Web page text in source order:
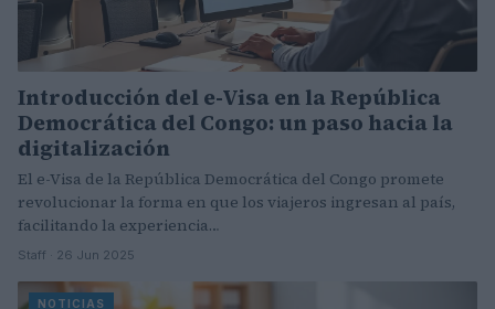
Introducción del e-Visa en la República
Democrática del Congo: un paso hacia la
digitalización
El e-Visa de la República Democrática del Congo promete
revolucionar la forma en que los viajeros ingresan al país,
facilitando la experiencia…
Staff · 26 Jun 2025
NOTICIAS